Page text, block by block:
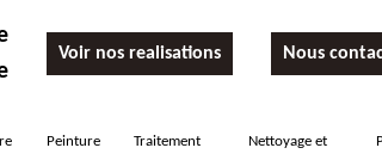
Voir nos realisations Nous
Peinture
Traitement
Nettoyage et